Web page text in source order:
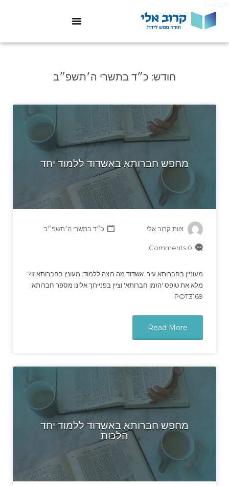
חודש: כ״ד בתשרי ה׳תשפ״ב
מחפש חברותא באשדוד ללמוד יחד
צוות קרוב אלי כ״ד בתשרי ה׳תשפ״ב
0 Comments
מעוניין בחברותא עיר: אשדוד מה רוצה ללמוד: מעונין בחברותא זו?
מלא את טופס 'הזמן חברותא' וציין בפנייתך אלינו מספר חברותא:
POT3169
Read More
מחפש חברותא באשדוד ללמוד יחד
הלכות